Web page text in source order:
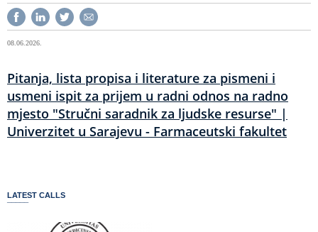
08.06.2026.
Pitanja, lista propisa i literature za pismeni i
usmeni ispit za prijem u radni odnos na radno
mjesto "Stručni saradnik za ljudske resurse" |
Univerzitet u Sarajevu - Farmaceutski fakultet
LATEST CALLS